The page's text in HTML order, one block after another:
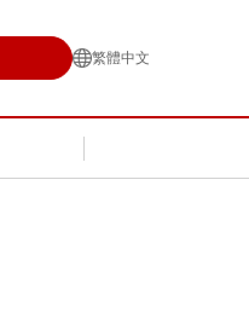
繁體中文